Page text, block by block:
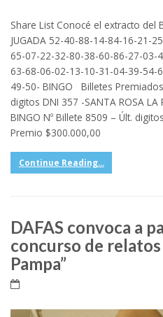
Share List Conocé el extracto del
JUGADA 52-40-88-14-84-16-21-
65-07-22-32-80-38-60-86-27-03-
63-68-06-02-13-10-31-04-39-54-
49-50- BINGO Billetes
digitos DNI 357 -SANTA ROSA
BINGO Nº Billete 8509 – Últ.
Premio $300.000,00
Continue Reading...
DAFAS convoca a
concurso de relatos
Pampa”